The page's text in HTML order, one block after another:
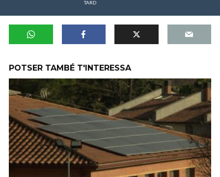
TARD
POTSER TAMBÉ T'INTERESSA